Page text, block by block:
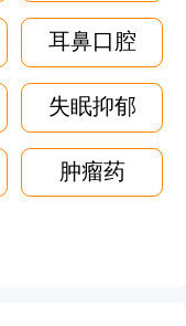
耳鼻口腔
失眠抑郁
肿瘤药